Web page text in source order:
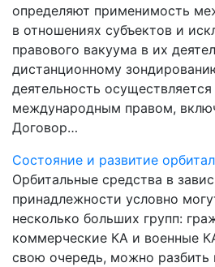
определяют применимость
в отношениях субъектов и
правового вакуума в их
дистанционному
деятельность
международным правом,
Договор…
Состояние и развитие
Орбитальные средства в
принадлежности условно
несколько больших групп:
коммерческие КА и военные
свою очередь, можно разбить